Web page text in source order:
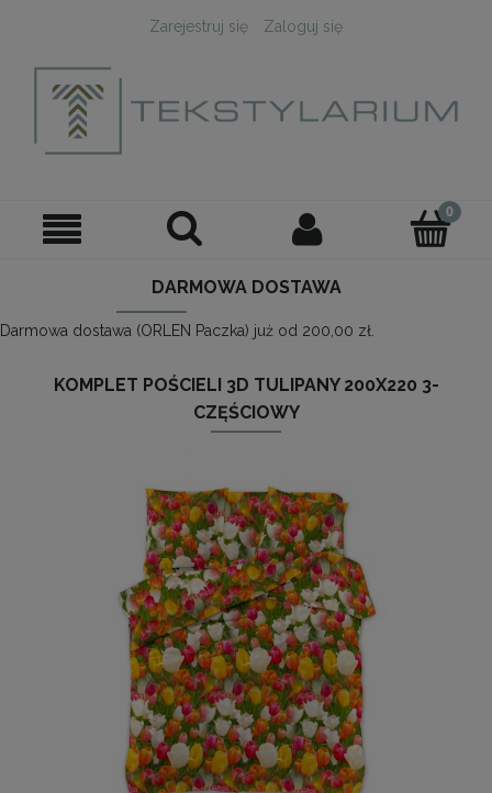
Zarejestruj się Zaloguj się
DARMOWA DOSTAWA
Darmowa dostawa (ORLEN Paczka) już od 200,00 zł.
KOMPLET POŚCIELI 3D TULIPANY 200X220 3-
CZĘŚCIOWY